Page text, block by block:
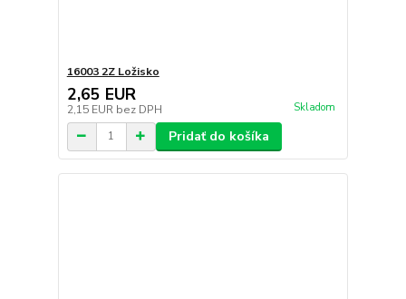
16003 2Z Ložisko
2,65 EUR
2,15 EUR bez DPH Skladom
Pridať do košíka